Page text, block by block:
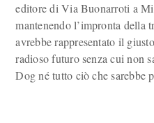
editore di Via Buonarroti a
mantenendo l’impronta della
avrebbe rappresentato il
radioso futuro senza cui non
Dog né tutto ciò che sarebbe